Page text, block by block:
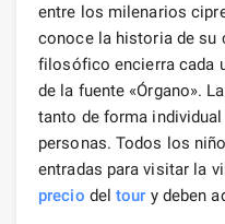
entre los milenarios
conoce la historia de su
filosófico encierra cada
de la fuente «Órgano».
tanto de forma
personas. Todos los
entradas para visitar la
precio deltour y deben